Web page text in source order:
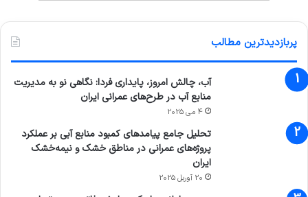
پربازدیدترین مطالب
آب، چالش امروز، پایداری فردا: نگاهی نو به مدیریت
منابع آب در طرح‌های عمرانی ایران
4 می 2025
تحلیل جامع پیامدهای کمبود منابع آبی بر عملکرد
پروژه‌های عمرانی در مناطق خشک و نیمه‌خشک
ایران
20 آوریل 2025